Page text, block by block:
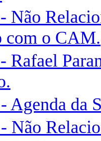
- Não
com o CAM.
- Rafael
- Agenda da
- Não